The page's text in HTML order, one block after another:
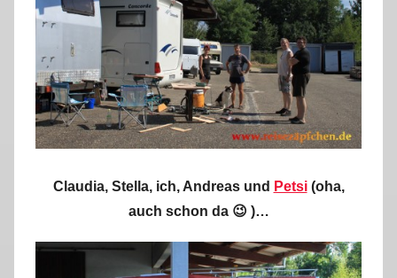
Claudia, Stella, ich, Andreas und Petsi(oha,
auch schon da 😉 )…